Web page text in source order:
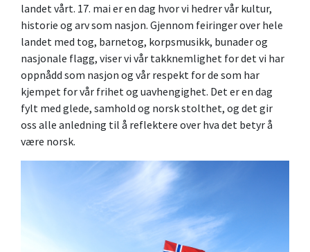
landet vårt. 17. mai er en dag hvor vi hedrer vår kultur,
historie og arv som nasjon. Gjennom feiringer over hele
landet med tog, barnetog, korpsmusikk, bunader og
nasjonale flagg, viser vi vår takknemlighet for det vi har
oppnådd som nasjon og vår respekt for de som har
kjempet for vår frihet og uavhengighet. Det er en dag
fylt med glede, samhold og norsk stolthet, og det gir
oss alle anledning til å reflektere over hva det betyr å
være norsk.